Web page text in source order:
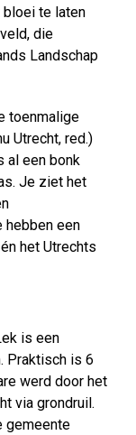
te laten
die
Landschap
toenmalige
Utrecht, red.)
al een bonk
Je ziet het
hebben een
het Utrechts
is een
Praktisch is 6
werd door het
via grondruil.
gemeente